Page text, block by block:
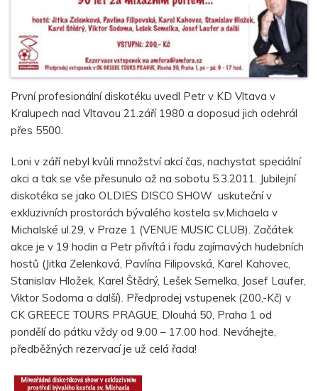
První profesionální diskotéku uvedl Petr v KD Vltava v
Kralupech nad Vltavou 21.září 1980 a doposud jich odehrál
přes 5500.
Loni v září nebyl kvůli množství akcí čas, nachystat speciální
akci a tak se vše přesunulo až na sobotu 5.3.2011. Jubilejní
diskotéka se jako OLDIES DISCO SHOW uskuteční v
exkluzivních prostorách bývalého kostela sv.Michaela v
Michalské ul.29, v Praze 1 (VENUE MUSIC CLUB). Začátek
akce je v 19 hodin a Petr přivítá i řadu zajímavých hudebních
hostů (Jitka Zelenková, Pavlína Filipovská, Karel Kahovec,
Stanislav Hložek, Karel Štědrý, Lešek Semelka, Josef Laufer,
Viktor Sodoma a další). Předprodej vstupenek (200,-Kč) v
CK GREECE TOURS PRAGUE, Dlouhá 50, Praha 1 od
pondělí do pátku vždy od 9.00 – 17.00 hod. Neváhejte,
předběžných rezervací je už celá řada!